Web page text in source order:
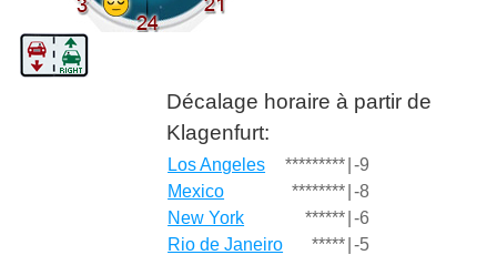
Décalage horaire à partir de
Klagenfurt:
Los Angeles ********* -9
Mexico
******** -8
New York
****** -6
Rio de Janeiro
***** -5